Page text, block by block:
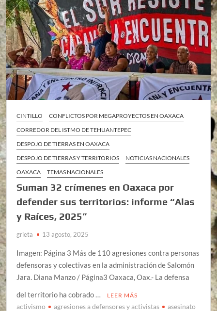
CINTILLO
CONFLICTOS POR MEGAPROYECTOS EN OAXACA
CORREDOR DEL ISTMO DE TEHUANTEPEC
DESPOJO DE TIERRAS EN OAXACA
DESPOJO DE TIERRAS Y TERRITORIOS
NOTICIAS NACIONALES
OAXACA
TEMAS NACIONALES
Suman 32 crímenes en Oaxaca por
defender sus territorios: informe “Alas
y Raíces, 2025”
grieta 13 agosto, 2025
Imagen: Página 3 Más de 110 agresiones contra personas
defensoras y colectivas en la administración de Salomón
Jara. Diana Manzo / Página3 Oaxaca, Oax.- La defensa
del territorio ha cobrado …
LEER MÁS
activismo agresiones a defensores y activistas
asesinato